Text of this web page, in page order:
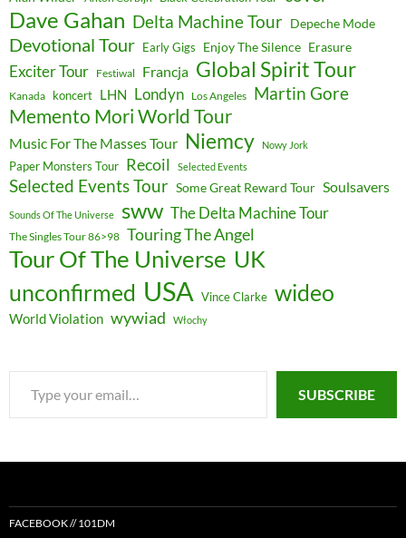
Dave Gahan Delta Machine Tour Depeche Mode
Devotional Tour Early Gigs Enjoy The Silence Erasure
Exciter Tour Festiwal Francja Global Spirit Tour
Kanada koncert LHN Londyn Los Angeles Martin Gore
Memento Mori World Tour
Music For The Masses Tour Niemcy Nowy Jork
Paper Monsters Tour Recoil Selected Events
Selected Events Tour Some Great Reward Tour Soulsavers
Sounds Of The Universe sww The Delta Machine Tour
The Singles Tour 86>98 Touring The Angel
Tour Of The Universe UK
unconfirmed USA Vince Clarke wideo
World Violation wywiad Włochy
SUBSCRIBE
FACEBOOK // 101DM